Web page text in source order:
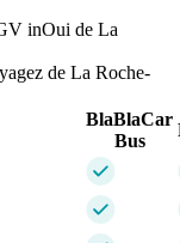
inOui de La
de La Roche-
BlaBlaCar
Bus